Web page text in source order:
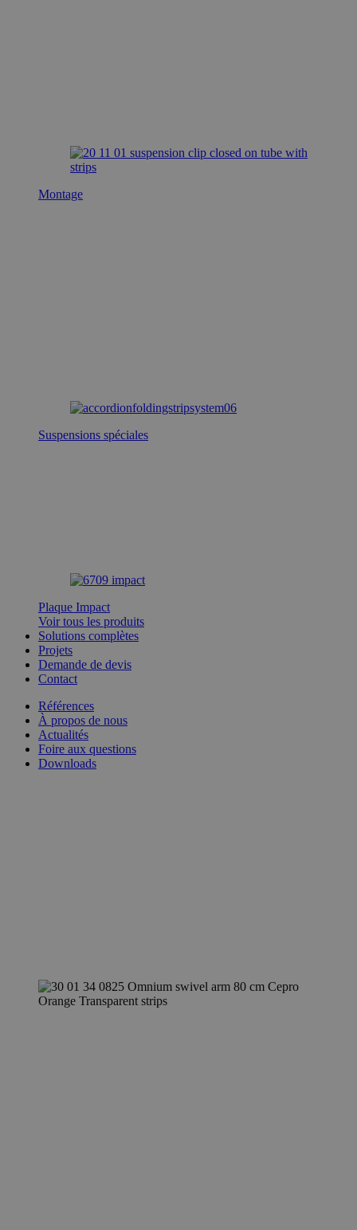
Montage
Suspensions spéciales
Plaque Impact
Voir tous les produits
Solutions complètes
Projets
Demande de devis
Contact
Références
À propos de nous
Actualités
Foire aux questions
Downloads